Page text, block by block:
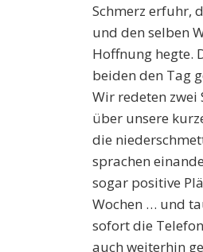
Schmerz erfuhr,
und den selben
Hoffnung hegte.
beiden den Tag
Wir redeten zwei
über unsere
die
sprachen
sogar positive
Wochen … und
sofort die
auch weiterhin